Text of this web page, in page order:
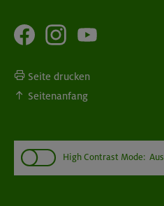
Seite drucken
Seitenanfang
High Contrast Mode: Aus